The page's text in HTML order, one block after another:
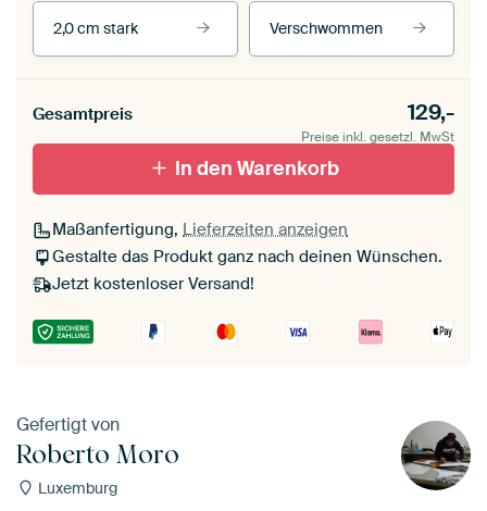
2,0 cm stark Verschwommen
Mit Schattenfugenrahmen,
schwarz
Mit Schattenfugenrahmen,
weiß
Leinwand für
Seitenkanten
Gesamtpreis 129,-
Preise inkl. gesetzl. MwSt
In den Warenkorb
Maßanfertigung, Lieferzeiten anzeigen
Gestalte das Produkt ganz nach deinen Wünschen.
Jetzt kostenloser Versand!
Gefertigt von
Roberto Moro
Luxemburg